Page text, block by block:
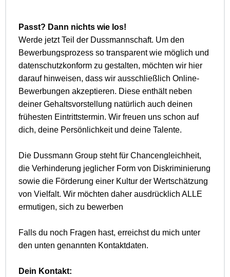
Passt? Dann nichts wie los!
Werde jetzt Teil der Dussmannschaft. Um den
Bewerbungsprozess so transparent wie möglich und
datenschutzkonform zu gestalten, möchten wir hier
darauf hinweisen, dass wir ausschließlich Online-
Bewerbungen akzeptieren. Diese enthält neben
deiner Gehaltsvorstellung natürlich auch deinen
frühesten Eintrittstermin. Wir freuen uns schon auf
dich, deine Persönlichkeit und deine Talente.
Die Dussmann Group steht für Chancengleichheit,
die Verhinderung jeglicher Form von Diskriminierung
sowie die Förderung einer Kultur der Wertschätzung
von Vielfalt. Wir möchten daher ausdrücklich ALLE
ermutigen, sich zu bewerben
Falls du noch Fragen hast, erreichst du mich unter
den unten genannten Kontaktdaten.
Dein Kontakt: